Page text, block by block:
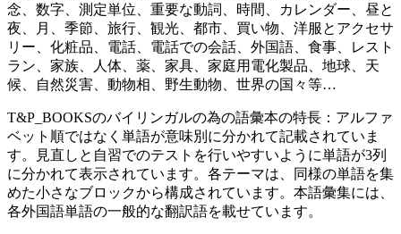
念、数字、測定単位、重要な動詞、時間、カレンダー、昼と
夜、月、季節、旅行、観光、都市、買い物、洋服とアクセサ
リー、化粧品、電話、電話での会話、外国語、食事、レスト
ラン、家族、人体、薬、家具、家庭用電化製品、地球、天
候、自然災害、動物相、野生動物、世界の国々等…
T&P_BOOKSのバイリンガルの為の語彙本の特長：アルファ
ベット順ではなく単語が意味別に分かれて記載されていま
す。見直しと自習でのテストを行いやすいように単語が3列
に分かれて表示されています。各テーマは、同様の単語を集
めた小さなブロックから構成されています。本語彙集には、
各外国語単語の一般的な翻訳語を載せています。